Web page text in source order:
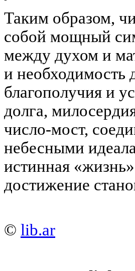
Таким образом,
собой мощный
между духом и
и необходимость
благополучия и
долга,
число-мост,
небесными
истинная
достижение
© lib.ar